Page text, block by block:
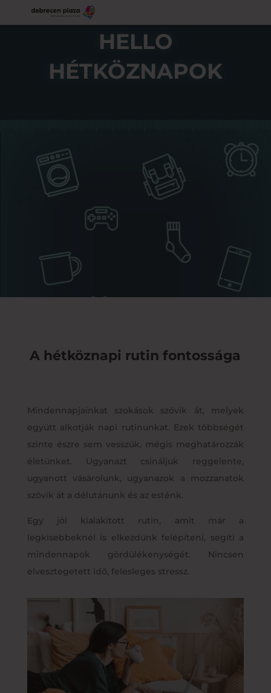
HELLO
HÉTKÖZNAPOK
A hétköznapi rutin fontossága
Mindennapjainkat szokások szövik át, melyek
együtt alkotják napi rutinunkat. Ezek többségét
szinte észre sem vesszük, mégis meghatározzák
életünket. Ugyanazt csináljuk reggelente,
ugyanott vásárolunk, ugyanazok a mozzanatok
szövik át a délutánunk és az esténk.
Egy jól kialakított rutin, amit már a
legkisebbeknél is elkezdünk felépíteni, segíti a
mindennapok gördülékenységét. Nincsen
elvesztegetett idő, felesleges stressz.